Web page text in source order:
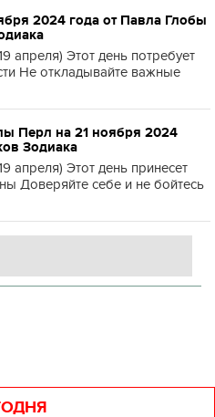
2024 года от Павла Глобы
апреля) Этот день потребует
Не откладывайте важные
Перл на 21 ноября 2024
Зодиака
апреля) Этот день принесет
Доверяйте себе и не бойтесь